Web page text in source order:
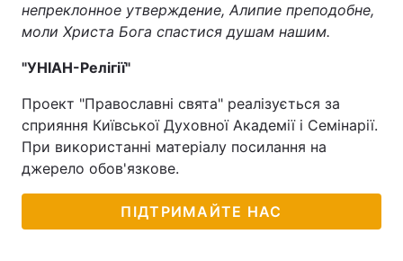
непреклонное утверждение, Алипие преподобне,
моли Христа Бога спастися душам нашим.
"УНІАН-Релігії"
Проект "Православні свята" реалізується за
сприяння Київської Духовної Академії і Семінарії.
При використанні матеріалу посилання на
джерело обов'язкове.
ПІДТРИМАЙТЕ НАС